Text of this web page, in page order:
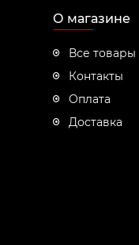
О магазине
Все товары
Контакты
Оплата
Доставка